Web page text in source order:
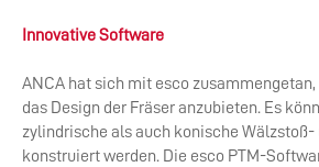
Innovative Software
ANCA hat sich mit esco
das Design der Fräser anzubieten. Es
zylindrische als auch konische
konstruiert werden. Die esco PTM-